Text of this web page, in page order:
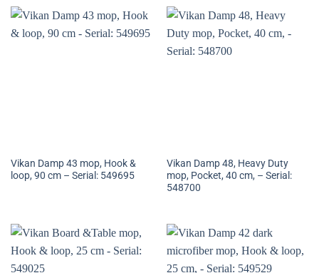
Vikan Damp 43 mop, Hook &
loop, 90 cm – Serial: 549695
Vikan Damp 48, Heavy Duty
mop, Pocket, 40 cm, – Serial:
548700